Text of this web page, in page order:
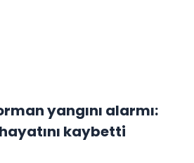
yangını alarmı:
kaybetti